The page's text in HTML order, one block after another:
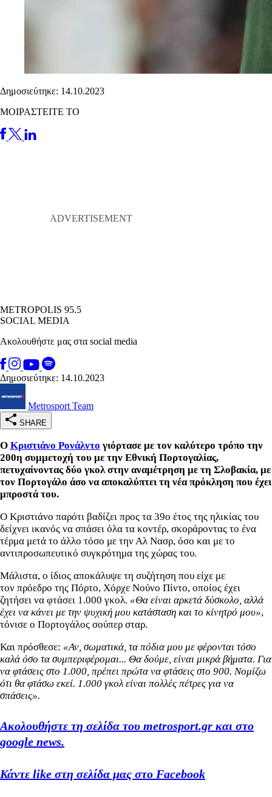
Δημοσιεύτηκε: 14.10.2023
ΜΟΙΡΑΣΤΕΙΤΕ ΤΟ
METROPOLIS 95.5
SOCIAL MEDIA
Ακολουθήστε μας στα social media
Δημοσιεύτηκε: 14.10.2023
Metrosport Team
SHARE
Ο Κριστιάνο Ρονάλντο γιόρτασε με τον καλύτερο τρόπο την
200η συμμετοχή του με την Εθνική Πορτογαλίας,
πετυχαίνοντας δύο γκολ στην αναμέτρηση με τη Σλοβακία, με
τον Πορτογάλο άσο να αποκαλύπτει τη νέα πρόκληση που έχει
μπροστά του.
Ο Κριστιάνο παρότι βαδίζει προς τα 39ο έτος της ηλικίας του
δείχνει ικανός να σπάσει όλα τα κοντέρ, σκοράροντας το ένα
τέρμα μετά το άλλο τόσο με την Αλ Νασρ, όσο και με το
αντιπροσωπευτικό συγκρότημα της χώρας του.
Μάλιστα, ο ίδιος αποκάλυψε τη συζήτηση που είχε με
τον πρόεδρο της Πόρτο, Χόρχε Νούνο Πίντο, οποίος έχει
ζητήσει να φτάσει 1.000 γκολ. «Θα είναι αρκετά δύσκολο, αλλά
έχει να κάνει με την ψυχική μου κατάσταση και το κίνητρό μου»,
τόνισε ο Πορτογάλος σούπερ σταρ.
Και πρόσθεσε: «Αν, σωματικά, τα πόδια μου με φέρονται τόσο
καλά όσο τα συμπεριφέρομαι... Θα δούμε, είναι μικρά βήματα. Για
να φτάσεις στο 1.000, πρέπει πρώτα να φτάσεις στο 900. Νομίζω
ότι θα φτάσω εκεί. 1.000 γκολ είναι πολλές πέτρες για να
σπάσεις».
Ακολουθήστε τη σελίδα του metrosport.gr και στο
google news.
Κάντε like στη σελίδα μας στο Facebook